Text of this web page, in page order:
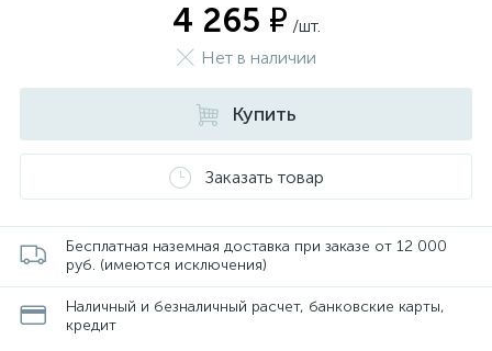
4 265 ₽ /шт.
Нет в наличии
Купить
Заказать товар
Бесплатная наземная доставка при заказе от 12 000
руб. (имеются исключения)
Наличный и безналичный расчет, банковские карты,
кредит